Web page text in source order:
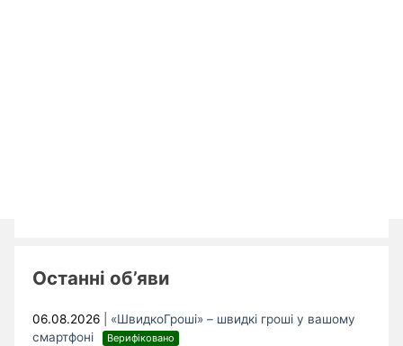
Останні об’яви
06.08.2026
«ШвидкоГроші» – швидкі гроші у вашому
смартфоні
Верифіковано